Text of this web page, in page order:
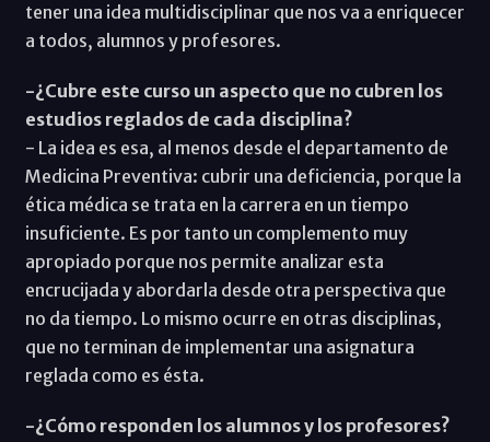
tener una idea multidisciplinar que nos va a enriquecer
a todos, alumnos y profesores.
-¿Cubre este curso un aspecto que no cubren los
estudios reglados de cada disciplina?
- La idea es esa, al menos desde el departamento de
Medicina Preventiva: cubrir una deficiencia, porque la
ética médica se trata en la carrera en un tiempo
insuficiente. Es por tanto un complemento muy
apropiado porque nos permite analizar esta
encrucijada y abordarla desde otra perspectiva que
no da tiempo. Lo mismo ocurre en otras disciplinas,
que no terminan de implementar una asignatura
reglada como es ésta.
-¿Cómo responden los alumnos y los profesores?